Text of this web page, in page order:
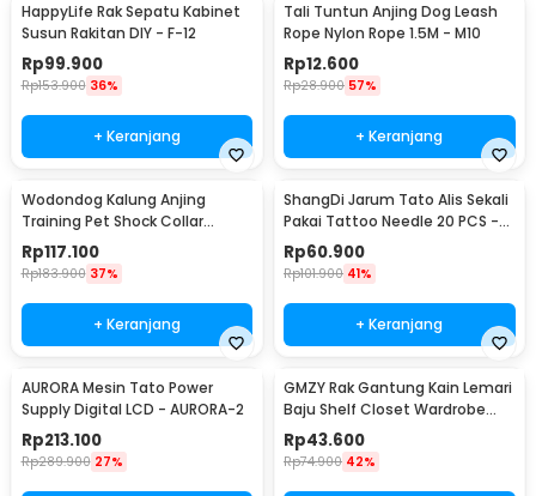
HappyLife Rak Sepatu Kabinet
Susun Rakitan DIY - F-12
Rp99.900
Rp153.900 36%
+ Keranjang
Tali Tuntun Anjing Dog Leash
Rope Nylon Rope 1.5M - M10
Rp12.600
Rp28.900 57%
+ Keranjang
Wodondog Kalung Anjing
Training Pet Shock Collar
Automatic Stop Bark - JXG02
Rp117.100
Rp183.900 37%
+ Keranjang
ShangDi Jarum Tato Alis Sekali
Pakai Tattoo Needle 20 PCS -
1203RL
Rp60.900
Rp101.900 41%
+ Keranjang
AURORA Mesin Tato Power
Supply Digital LCD - AURORA-2
Rp213.100
Rp289.900 27%
GMZY Rak Gantung Kain Lemari
Baju Shelf Closet Wardrobe
Storage Box 4 Susun - GM4
Rp43.600
Rp74.900 42%